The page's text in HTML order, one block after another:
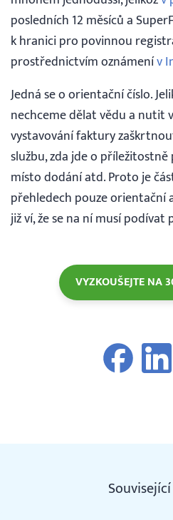
posledních 12 měsíců a
k hranici pro povinnou
prostřednictvím oznámenív
Jedná se o orientační číslo.
nechceme dělat vědu a nutit
vystavování faktury
službu, zda jde o
místo dodání atd. Proto je
přehledech pouze orientační
již ví, že se na ní musí podívat
VYZKOUŠEJTE NA